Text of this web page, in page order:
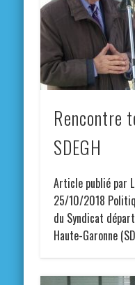
Rencontre
SDEGH
Article publié par
25/10/2018
du Syndicat
Haute-Garonne